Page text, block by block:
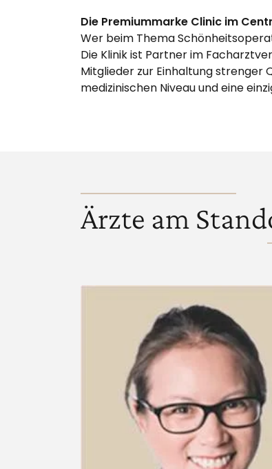
Die Premiummarke Clinic im
Wer beim Thema
Die Klinik ist Partner im
Mitglieder zur Einhaltung strenger
medizinischen Niveau und eine
Ärzte am